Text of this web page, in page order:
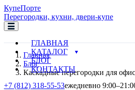
КупеПорте
Перегородки, кухни, двери-купе
ГЛАВНАЯ
КАТАЛОГ
БЛОГ
КОНТАКТЫ
+7 (812) 318-55-53ежедневно
Главная
Блог
Каскадные перегородки для